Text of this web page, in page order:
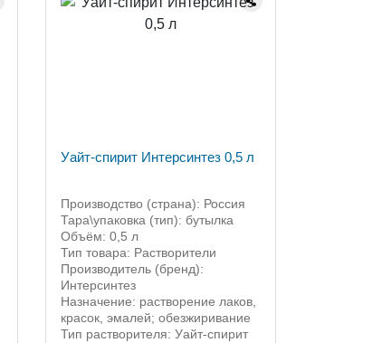
Уайт-спирит Интерсинтез 0,5 л
Производство (страна): Россия
Тара\упаковка (тип): бутылка
Объём: 0,5 л
Тип товара: Растворители
Производитель (бренд):
Интерсинтез
Назначение: растворение лаков,
красок, эмалей; обезжиривание
Тип растворителя: Уайт-спирит